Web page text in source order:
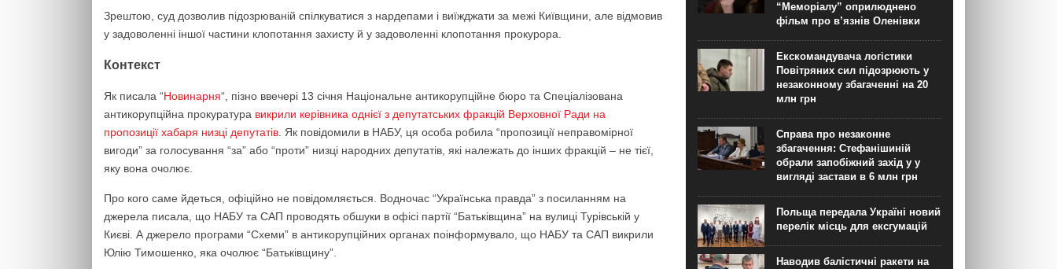
‎Зрештою, суд дозволив підозрюваній спілкуватися з нардепами і виїжджати за межі Київщини, але відмовив
у задоволенні іншої частини клопотання захисту й у задоволенні клопотання прокурора.
Контекст
Як писала “Новинарня“, пізно ввечері 13 січня Національне антикорупційне бюро та Спеціалізована
антикорупційна прокуратура викрили керівника однієї з депутатських фракцій Верховної Ради на
пропозиції хабаря низці депутатів . Як повідомили в НАБУ, ця особа робила “пропозиції неправомірної
вигоди” за голосування “за” або “проти” низці народних депутатів, які належать до інших фракцій – не тієї,
яку вона очолює.
Про кого саме йдеться, офіційно не повідомляється. Водночас “Українська правда” з посиланням на
джерела писала, що НАБУ та САП проводять обшуки в офісі партії “Батьківщина” на вулиці Турівській у
Києві. А джерело програми “Схеми” в антикорупційних органах поінформувало, що НАБУ та САП викрили
Юлію Тимошенко, яка очолює “Батьківщину”.
“Меморіалу” оприлюднено
фільм про в’язнів Оленівки
Екскомандувача логістики
Повітряних сил підозрюють у
незаконному збагаченні на 20
млн грн
Справа про незаконне
збагачення: Стефанішиній
обрали запобіжний захід у у
вигляді застави в 6 млн грн
Польща передала Україні новий
перелік місць для ексгумацій
Наводив балістичні ракети на